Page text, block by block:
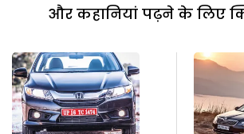
और कहानियां पढ़ने के लिए